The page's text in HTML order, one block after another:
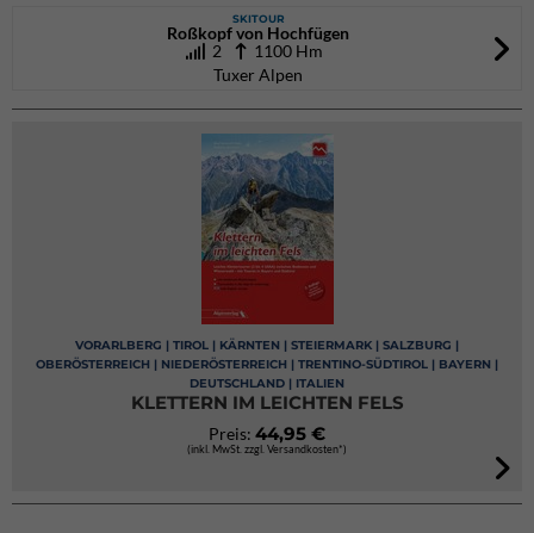
SKITOUR
Roßkopf von Hochfügen
2
1100 Hm
Tuxer Alpen
VORARLBERG | TIROL | KÄRNTEN | STEIERMARK | SALZBURG |
OBERÖSTERREICH | NIEDERÖSTERREICH | TRENTINO-SÜDTIROL | BAYERN |
DEUTSCHLAND | ITALIEN
KLETTERN IM LEICHTEN FELS
Preis: 44,95 €
(inkl. MwSt. zzgl. Versandkosten*)